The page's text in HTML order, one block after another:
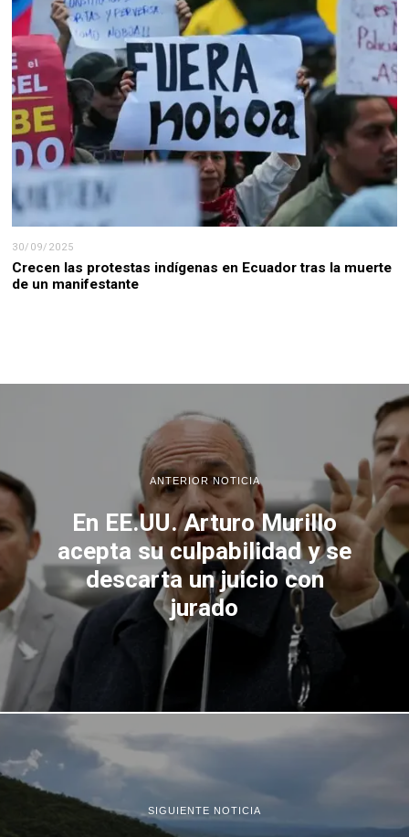
30/09/2025
Crecen las protestas indígenas en Ecuador tras la muerte
de un manifestante
ANTERIOR NOTICIA
En EE.UU. Arturo Murillo
acepta su culpabilidad y se
descarta un juicio con
jurado
SIGUIENTE NOTICIA